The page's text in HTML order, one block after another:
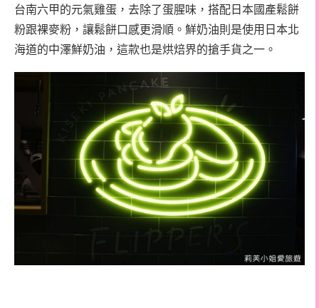
台南六甲的元氣雞蛋，去除了蛋腥味，搭配日本國產鬆餅
粉跟裸麥粉，讓鬆餅口感更滑順。鮮奶油則是使用日本北
海道的中澤鮮奶油，這款也是烘焙界的搶手貨之一。